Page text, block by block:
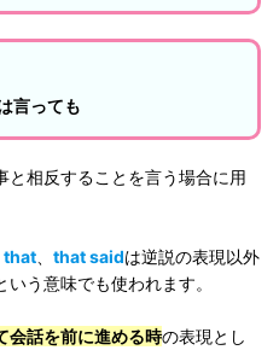
言っても
と相反することを言う場合に用
that that saidは逆説の表現以外
いう意味でも使われます。
会話を前に進める時の表現とし